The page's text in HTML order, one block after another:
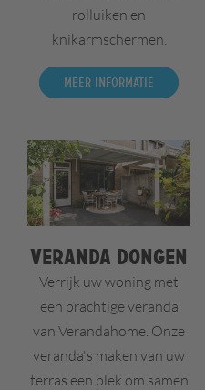
rolluiken en
knikarmschermen.
Meer informatie
Veranda Dongen
Verrijk uw woning met
een prachtige veranda
van Verandahome. Onze
veranda's maken van uw
terras een plek om samen